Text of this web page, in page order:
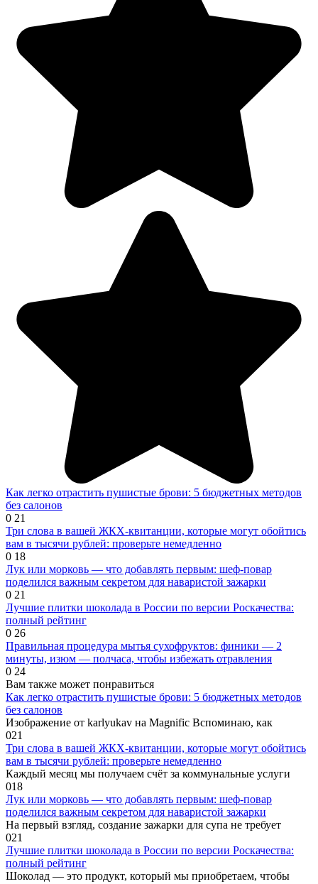
Как легко отрастить пушистые брови: 5 бюджетных методов
без салонов
0 21
Три слова в вашей ЖКХ-квитанции, которые могут обойтись
вам в тысячи рублей: проверьте немедленно
0 18
Лук или морковь — что добавлять первым: шеф-повар
поделился важным секретом для наваристой зажарки
0 21
Лучшие плитки шоколада в России по версии Роскачества:
полный рейтинг
0 26
Правильная процедура мытья сухофруктов: финики — 2
минуты, изюм — полчаса, чтобы избежать отравления
0 24
Вам также может понравиться
Как легко отрастить пушистые брови: 5 бюджетных методов
без салонов
Изображение от karlyukav на Magnific Вспоминаю, как
021
Три слова в вашей ЖКХ-квитанции, которые могут обойтись
вам в тысячи рублей: проверьте немедленно
Каждый месяц мы получаем счёт за коммунальные услуги
018
Лук или морковь — что добавлять первым: шеф-повар
поделился важным секретом для наваристой зажарки
На первый взгляд, создание зажарки для супа не требует
021
Лучшие плитки шоколада в России по версии Роскачества:
полный рейтинг
Шоколад — это продукт, который мы приобретаем, чтобы